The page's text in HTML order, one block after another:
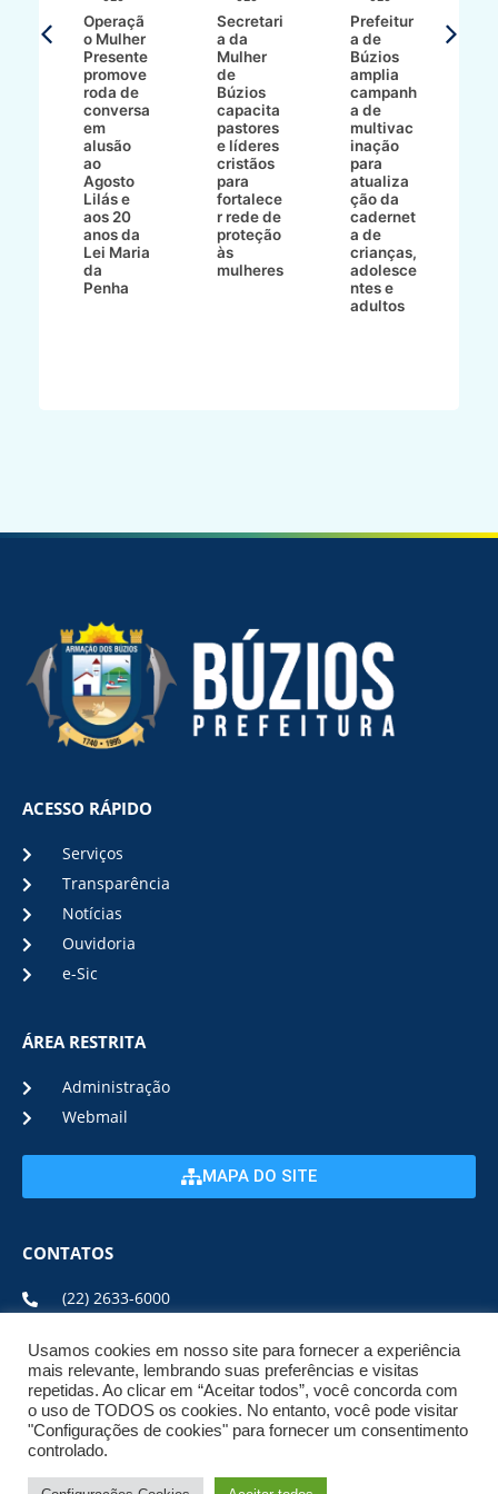
Operaçã
o Mulher
Presente
promove
roda de
conversa
em
alusão
ao
Agosto
Lilás e
aos 20
anos da
Lei Maria
da
Penha
Secretari
a da
Mulher
de
Búzios
capacita
pastores
e líderes
cristãos
para
fortalece
r rede de
proteção
às
mulheres
Prefeitur
a de
Búzios
amplia
campanh
a de
multivac
inação
para
atualiza
ção da
cadernet
a de
crianças,
adolesce
ntes e
adultos
ACESSO RÁPIDO
Serviços
Transparência
Notícias
Ouvidoria
e-Sic
ÁREA RESTRITA
Administração
Webmail
MAPA DO SITE
CONTATOS
(22) 2633-6000
ENDEREÇO E HORÁRIO
ESTRADA DA USINA, Nº 600 CENTRO, CEP: 28950-000
DE SEGUNDA A SEXTA DE 08:00 ÀS 17:00
Usamos cookies em nosso site para fornecer a experiência
mais relevante, lembrando suas preferências e visitas
repetidas. Ao clicar em “Aceitar todos”, você concorda com
o uso de TODOS os cookies. No entanto, você pode visitar
"Configurações de cookies" para fornecer um consentimento
controlado.